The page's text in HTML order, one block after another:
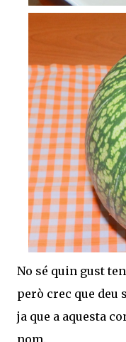
No sé quin gust
però crec que deu
ja que a aquesta
nom.